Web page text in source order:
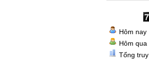
Hôm nay
Hôm qua
Tổng